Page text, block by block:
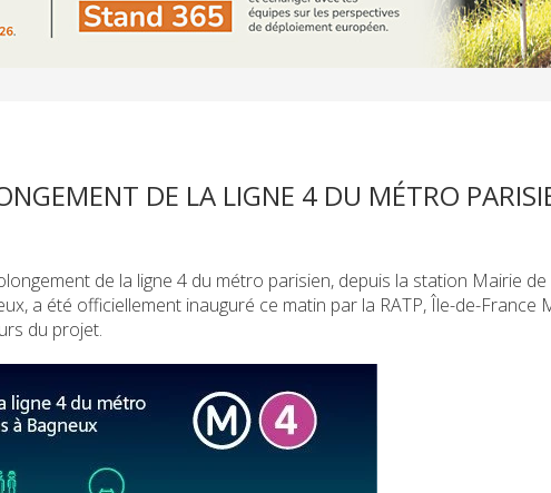
DE LA LIGNE 4 DU MÉTRO
de la ligne 4 du métro parisien, depuis la station Mairie
a été officiellement inauguré ce matin par la RATP, Île-de-France
du projet.